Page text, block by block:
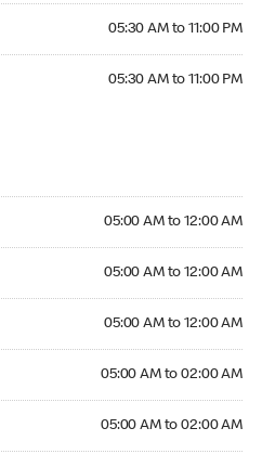
05:30 AM to 11:00 PM
05:30 AM to 11:00 PM
05:00 AM to 12:00 AM
05:00 AM to 12:00 AM
05:00 AM to 12:00 AM
05:00 AM to 02:00 AM
05:00 AM to 02:00 AM